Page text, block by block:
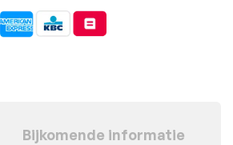
Bijkomende informatie